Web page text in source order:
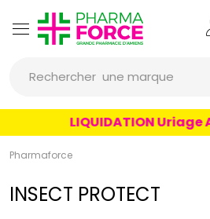
Rechercher une marque
un conseil
un produit
LIQUIDATION Uriage
Pharmaforce
INSECT PROTECT